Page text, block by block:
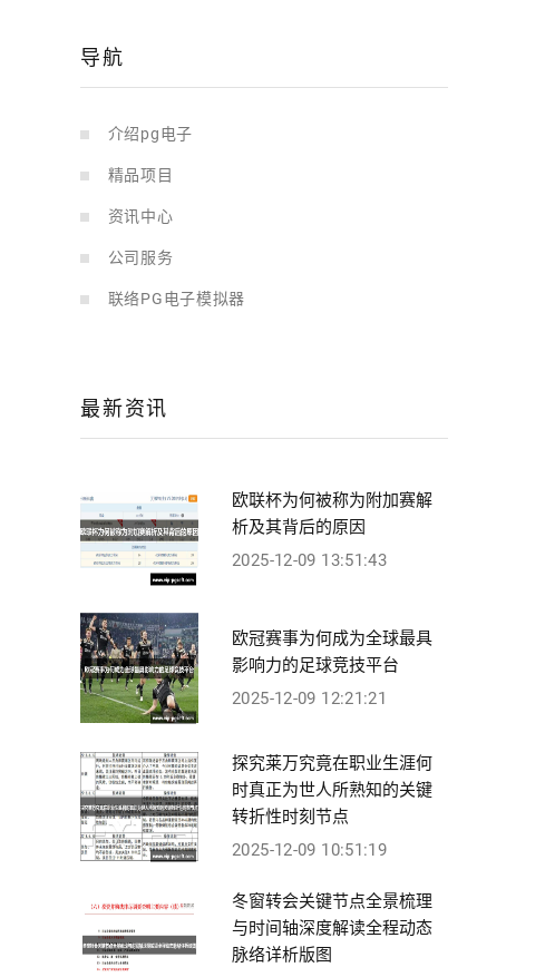
导航
介绍pg电子
精品项目
资讯中心
公司服务
联络PG电子模拟器
最新资讯
欧联杯为何被称为附加赛解
析及其背后的原因
2025-12-09 13:51:43
欧冠赛事为何成为全球最具
影响力的足球竞技平台
2025-12-09 12:21:21
探究莱万究竟在职业生涯何
时真正为世人所熟知的关键
转折性时刻节点
2025-12-09 10:51:19
冬窗转会关键节点全景梳理
与时间轴深度解读全程动态
脉络详析版图